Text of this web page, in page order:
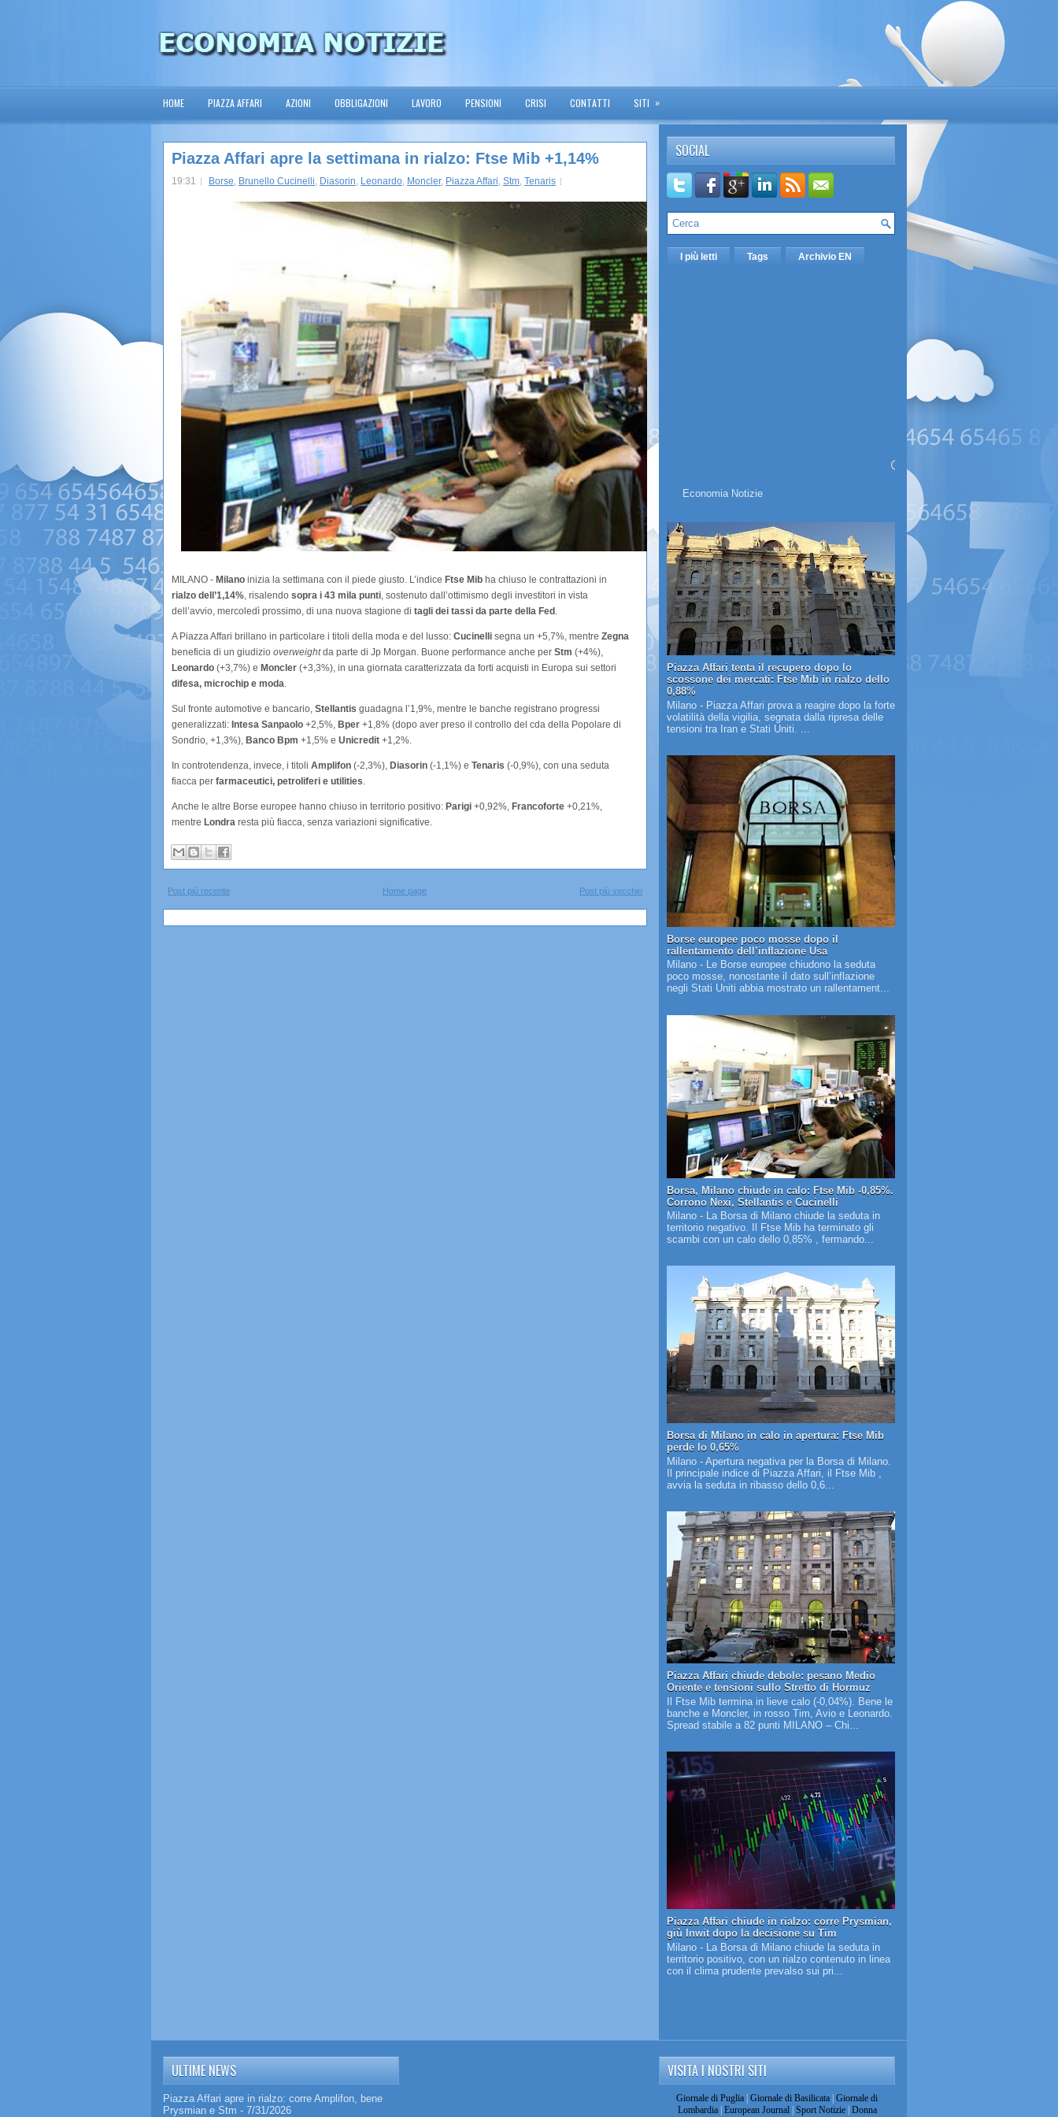
HOME PIAZZA AFFARI AZIONI OBBLIGAZIONI LAVORO PENSIONI CRISI CONTATTI SITI »
Piazza Affari apre la settimana in rialzo: Ftse Mib +1,14%
19:31 Borse, Brunello Cucinelli, Diasorin, Leonardo, Moncler, Piazza Affari, Stm, Tenaris
MILANO - Milano inizia la settimana con il piede giusto. L’indice Ftse Mib ha chiuso le contrattazioni in
rialzo dell’1,14%, risalendo sopra i 43 mila punti, sostenuto dall’ottimismo degli investitori in vista
dell’avvio, mercoledì prossimo, di una nuova stagione di tagli dei tassi da parte della Fed .
A Piazza Affari brillano in particolare i titoli della moda e del lusso: Cucinelli segna un +5,7%, mentre Zegna
beneficia di un giudizio overweightda parte di Jp Morgan. Buone performance anche per Stm (+4%),
Leonardo (+3,7%) e Moncler (+3,3%), in una giornata caratterizzata da forti acquisti in Europa sui settori
difesa, microchip e moda.
Sul fronte automotive e bancario, Stellantis guadagna l’1,9%, mentre le banche registrano progressi
generalizzati: Intesa Sanpaolo +2,5%, Bper +1,8% (dopo aver preso il controllo del cda della Popolare di
Sondrio, +1,3%), Banco Bpm +1,5% e Unicredit +1,2%.
In controtendenza, invece, i titoli Amplifon (-2,3%), Diasorin (-1,1%) e Tenaris (-0,9%), con una seduta
fiacca per farmaceutici, petroliferi e utilities.
Anche le altre Borse europee hanno chiuso in territorio positivo: Parigi +0,92%, Francoforte +0,21%,
mentre Londra resta più fiacca, senza variazioni significative.
Post più recente Post più vecchio
Home page
SOCIAL
I più letti Tags Archivio EN
Economia Notizie
Piazza Affari tenta il recupero dopo lo
scossone dei mercati: Ftse Mib in rialzo dello
0,88%
Milano - Piazza Affari prova a reagire dopo la forte
volatilità della vigilia, segnata dalla ripresa delle
tensioni tra Iran e Stati Uniti. ...
Borse europee poco mosse dopo il
rallentamento dell’inflazione Usa
Milano - Le Borse europee chiudono la seduta
poco mosse, nonostante il dato sull’inflazione
negli Stati Uniti abbia mostrato un rallentament...
Borsa, Milano chiude in calo: Ftse Mib -0,85%.
Corrono Nexi, Stellantis e Cucinelli
Milano - La Borsa di Milano chiude la seduta in
territorio negativo. Il Ftse Mib ha terminato gli
scambi con un calo dello 0,85% , fermando...
Borsa di Milano in calo in apertura: Ftse Mib
perde lo 0,65%
Milano - Apertura negativa per la Borsa di Milano.
Il principale indice di Piazza Affari, il Ftse Mib ,
avvia la seduta in ribasso dello 0,6...
Piazza Affari chiude debole: pesano Medio
Oriente e tensioni sullo Stretto di Hormuz
Il Ftse Mib termina in lieve calo (-0,04%). Bene le
banche e Moncler, in rosso Tim, Avio e Leonardo.
Spread stabile a 82 punti MILANO – Chi...
Piazza Affari chiude in rialzo: corre Prysmian,
giù Inwit dopo la decisione su Tim
Milano - La Borsa di Milano chiude la seduta in
territorio positivo, con un rialzo contenuto in linea
con il clima prudente prevalso sui pri...
ULTIME NEWS
Piazza Affari apre in rialzo: corre Amplifon, bene
Prysmian e Stm - 7/31/2026
VISITA I NOSTRI SITI
Giornale di Puglia | Giornale di Basilicata | Giornale di
Lombardia| European Journal| Sport Notizie| Donna